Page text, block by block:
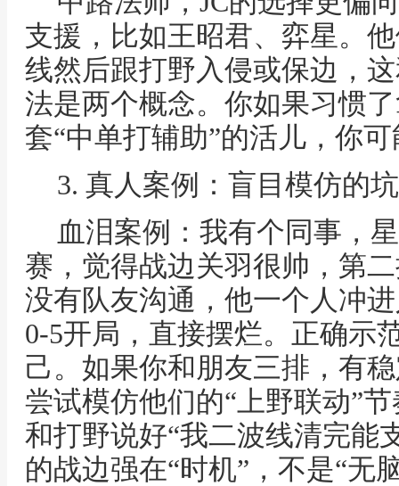
支援，比如王昭君、弈星。
线然后跟打野入侵或保边，
法是两个概念。你如果习惯
套“中单打辅助”的活儿，你
3. 真人案例：盲目模仿的
血泪案例：我有个同事，
赛，觉得战边关羽很帅，第
没有队友沟通，他一个人冲
0-5开局，直接摆烂。正确示
己。如果你和朋友三排，有
尝试模仿他们的“上野联动”
和打野说好“我二波线清完能
的战边强在“时机”，不是“无